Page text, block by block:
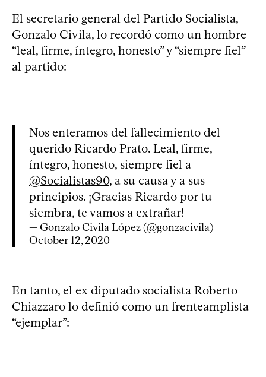
El secretario general del Partido Socialista,
Gonzalo Civila, lo recordó como un hombre
“leal, firme, íntegro, honesto” y “siempre fiel”
al partido:
Nos enteramos del fallecimiento del
querido Ricardo Prato. Leal, firme,
íntegro, honesto, siempre fiel a
@Socialistas90, a su causa y a sus
principios. ¡Gracias Ricardo por tu
siembra, te vamos a extrañar!
— Gonzalo Civila López (@gonzacivila)
October 12, 2020
En tanto, el ex diputado socialista Roberto
Chiazzaro lo definió como un frenteamplista
“ejemplar”: